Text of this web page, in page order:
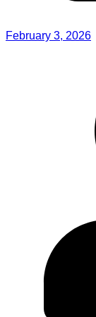
February 3, 2026